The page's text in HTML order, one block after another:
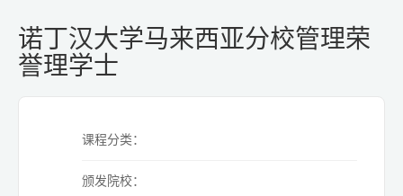
诺丁汉大学马来西亚分校管理荣
誉理学士
课程分类：
颁发院校：